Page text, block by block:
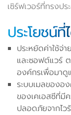
เซิร์ฟเวอร์ที่ทรงป
ประโยชน์ที่
ประหยัดค่าใช้จ่
และซอฟต์แวร์ ต
องค์กรเพื่อมาดู
ระบบเมลของอ
ของเคเอสซีที่
ปลอดภัยจากไว